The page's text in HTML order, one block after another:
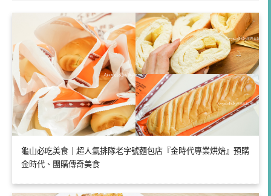
龜山必吃美食｜超人氣排隊老字號麵包店『金時代專業烘焙』預購
金時代、團購傳奇美食